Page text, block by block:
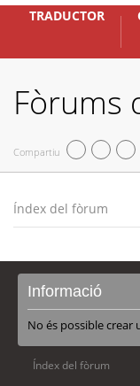
TRADUCTOR
Fòrums
Compartiu
Índex del fòrum
Informació
No és possible
Índex del fòrum